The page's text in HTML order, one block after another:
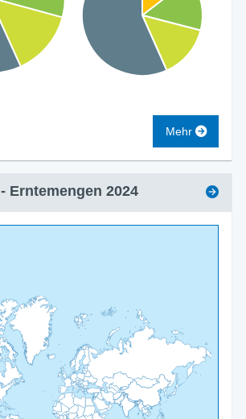
Mehr
- Erntemengen 2024